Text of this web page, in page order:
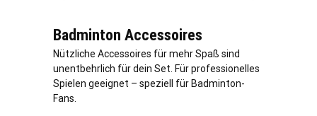
Badminton Accessoires
Nützliche Accessoires für mehr Spaß sind
unentbehrlich für dein Set. Für professionelles
Spielen geeignet – speziell für Badminton-
Fans.